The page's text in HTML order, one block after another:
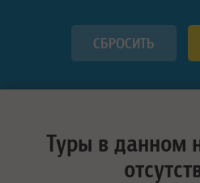
Туры в данном